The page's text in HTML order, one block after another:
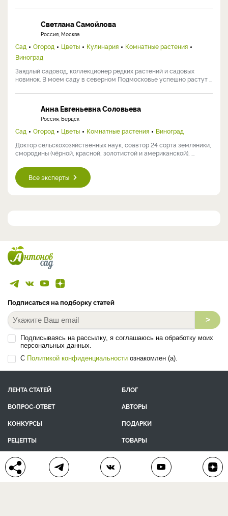
Светлана Самойлова
Россия, Москва
Сад Огород Цветы Кулинария
Комнатные растения
Виноград
Заядлый садовод, коллекционер редких растений и садовых
новинок. В моем саду в северном Подмосковье успешно растут ...
Анна Евгеньевна Соловьева
Россия, Бердск
Сад Огород Цветы Комнатные растения
Виноград
Доктор сельскохозяйственных наук, соавтор 24 сорта земляники,
смородины (чёрной, красной, золотистой и американской), ...
Все эксперты
Подписаться на подборку статей
>
Подписываясь на рассылку, я соглашаюсь на обработку моих
персональных данных.
С Политикой конфиденциальности ознакомлен (а).
ЛЕНТА СТАТЕЙ
БЛОГ
ВОПРОС-ОТВЕТ
АВТОРЫ
КОНКУРСЫ
ПОДАРКИ
РЕЦЕПТЫ
ТОВАРЫ
ПОМОЩЬ
КОНТАКТЫ